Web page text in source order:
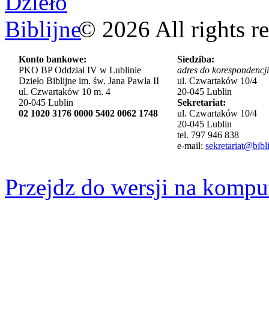
© 2026 All rights
Konto bankowe:
PKO BP Oddział IV w Lublinie
Dzieło Biblijne im. św. Jana Pawła II
ul. Czwartaków 10 m. 4
20-045 Lublin
02 1020 3176 0000 5402 0062 1748
Siedziba:
adres do
ul. Czwartaków 10/4
20-045 Lublin
Sekretariat:
ul. Czwartaków 10/4
20-045 Lublin
tel. 797 946 838
e-mail:
Przejdz do wersji na